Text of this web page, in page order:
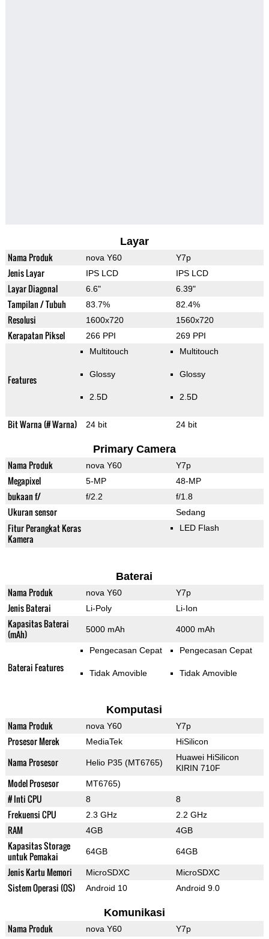
Layar
Nama Produk nova Y60 Y7p
Jenis Layar IPS LCD IPS LCD
Layar Diagonal 6.6" 6.39"
Tampilan / Tubuh 83.7% 82.4%
Resolusi 1600x720 1560x720
Kerapatan Piksel 266 PPI 269 PPI
Features
Multitouch
Glossy
2.5D
Multitouch
Glossy
2.5D
Bit Warna (# Warna) 24 bit 24 bit
Primary Camera
Nama Produk nova Y60 Y7p
Megapixel 5-MP 48-MP
bukaan f/ f/2.2 f/1.8
Ukuran sensor Sedang
Fitur Perangkat Keras
Kamera
LED Flash
Baterai
Nama Produk nova Y60 Y7p
Jenis Baterai Li-Poly Li-Ion
Kapasitas Baterai
(mAh)
5000 mAh 4000 mAh
Baterai Features
Pengecasan Cepat
Tidak Amovible
Pengecasan Cepat
Tidak Amovible
Komputasi
Nama Produk nova Y60 Y7p
Prosesor Merek MediaTek HiSilicon
Nama Prosesor Helio P35 (MT6765)
Huawei HiSilicon
KIRIN 710F
Model Prosesor MT6765)
# Inti CPU 8 8
Frekuensi CPU 2.3 GHz 2.2 GHz
RAM 4GB 4GB
Kapasitas Storage
untuk Pemakai
64GB 64GB
Jenis Kartu Memori MicroSDXC MicroSDXC
Sistem Operasi (OS) Android 10 Android 9.0
Komunikasi
Nama Produk nova Y60 Y7p